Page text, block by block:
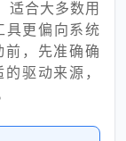
适合大多数用
更偏向系统
，先准确确
驱动来源，